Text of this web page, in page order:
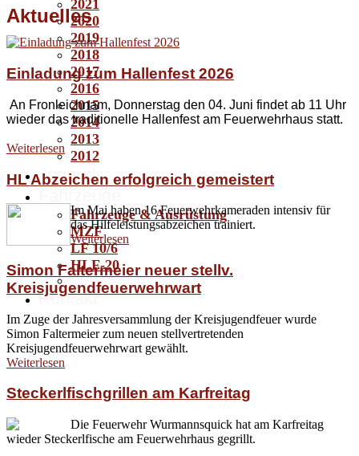
2021
2020
2019
2018
2017
2016
2015
2014
2013
2012
Jugend
Fahrzeuge & Ausrüstung
MZF
LF 10/6
HLF-20
Kontakt
Aktuelles
Einladung zum Hallenfest 2026
An Fronleichnam, Donnerstag den 04. Juni findet ab 11 Uhr
wieder das traditionelle Hallenfest am Feuerwehrhaus statt.
Weiterlesen
HL Abzeichen erfolgreich gemeistert
Im Mai haben 16 Feuerwehrkameraden intensiv für
das Hilfeleistungsabzeichen trainiert.
Weiterlesen
Simon Faltermeier neuer stellv.
Kreisjugendfeuerwehrwart
Im Zuge der Jahresversammlung der Kreisjugendfeuer wurde
Simon Faltermeier zum neuen stellvertretenden
Kreisjugendfeuerwehrwart gewählt.
Weiterlesen
Steckerlfischgrillen am Karfreitag
Die Feuerwehr Wurmannsquick hat am Karfreitag
wieder Steckerlfische am Feuerwehrhaus gegrillt.